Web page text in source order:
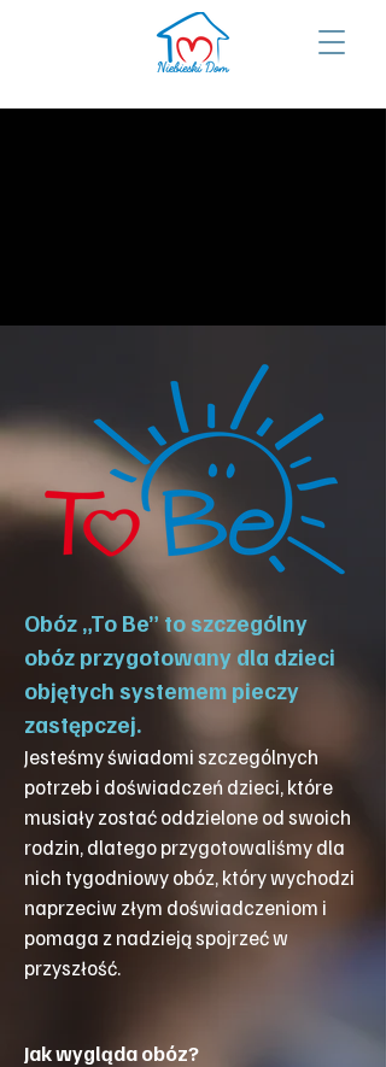
Obóz „To Be” to szczególny
obóz przygotowany dla dzieci
objętych systemem pieczy
zastępczej.
Jesteśmy świadomi szczególnych
potrzeb i doświadczeń dzieci, które
musiały zostać oddzielone od swoich
rodzin, dlatego przygotowaliśmy dla
nich tygodniowy obóz, który wychodzi
naprzeciw złym doświadczeniom i
pomaga z nadzieją spojrzeć w
przyszłość.
Jak wygląda obóz?